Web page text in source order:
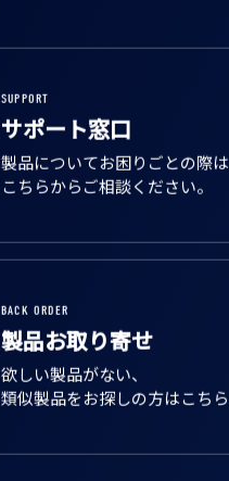
SUPPORT
サポート窓口
製品についてお困りごとの際は
こちらからご相談ください。
BACK ORDER
製品お取り寄せ
欲しい製品がない、
類似製品をお探しの方はこちら